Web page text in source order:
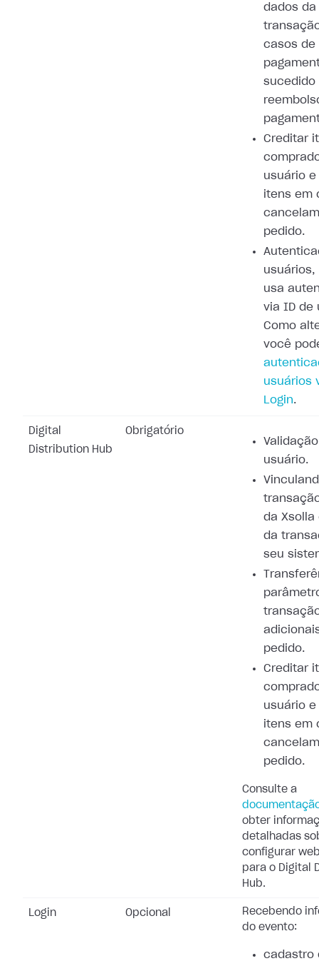
dados da
casos de
sucedido
Creditar
usuário
itens em
pedido.
usuários,
usa
via ID de
Como
você
usuários
Login.
Digital
Distribution Hub
Obrigatório
usuário.
da Xsolla
da
seu
pedido.
Creditar
usuário
itens em
pedido.
Consulte a
obter
detalhadas
configurar
para o Digital
Hub.
Login Opcional
Recebendo
do evento:
cadastro